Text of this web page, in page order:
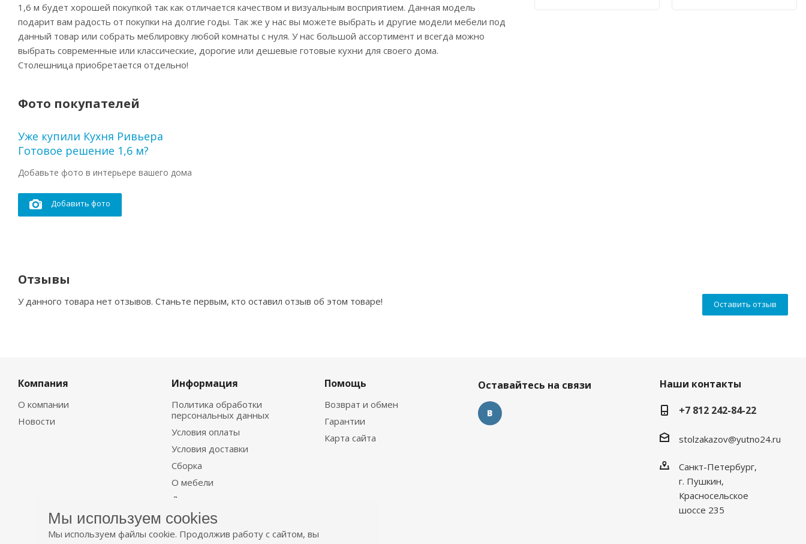
1,6 м будет хорошей покупкой так как отличается качеством и визуальным восприятием. Данная модель
подарит вам радость от покупки на долгие годы. Так же у нас вы можете выбрать и другие модели мебели под
данный товар или собрать меблировку любой комнаты с нуля. У нас большой ассортимент и всегда можно
выбрать современные или классические, дорогие или дешевые готовые кухни для своего дома.
Столешница приобретается отдельно!
Фото покупателей
Уже купили Кухня Ривьера
Готовое решение 1,6 м?
Добавьте фото в интерьере вашего дома
Добавить фото
Отзывы
Оставить отзыв
У данного товара нет отзывов. Станьте первым, кто оставил отзыв об этом товаре!
Компания
О компании
Новости
Информация
Политика обработки
персональных данных
Условия оплаты
Условия доставки
Сборка
О мебели
Договор
Помощь
Возврат и обмен
Гарантии
Карта сайта
Оставайтесь на связи
Наши контакты
+7 812 242-84-22
stolzakazov@yutno24.ru
Санкт-Петербург,
г. Пушкин,
Красносельское
шоссе 235
Мы используем cookies
Мы используем файлы cookie. Продолжив работу с сайтом, вы